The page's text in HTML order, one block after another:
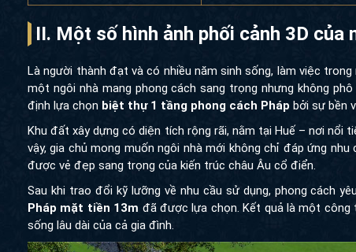
II. Một số hình ảnh phối cảnh
Là người thành đạt và có nhiều năm sinh sống, làm việc
một ngôi nhà mang phong cách sang trọng nhưng không
định lựa chọnbiệt thự 1 tầng phong cách Pháp bởi sự bền
Khu đất xây dựng có diện tích rộng rãi, nằm tại Huế – nơi nổi
vậy, gia chủ mong muốn ngôi nhà mới không chỉ đáp ứng
được vẻ đẹp sang trọng của kiến trúc châu Âu cổ điển.
Sau khi trao đổi kỹ lưỡng về nhu cầu sử dụng, phong cách
mặt tiền 13mđã được lựa chọn. Kết quả là một công trình
dài của cả gia đình.